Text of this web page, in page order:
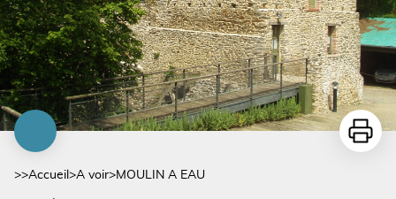
>>Accueil >A voir>MOULIN A EAU